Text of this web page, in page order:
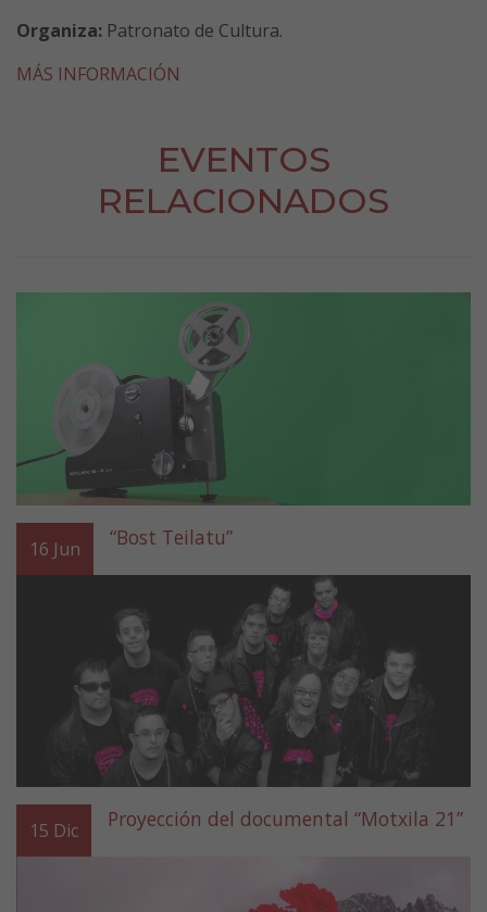
Organiza: Patronato de Cultura.
MÁS INFORMACIÓN
EVENTOS
RELACIONADOS
16 Jun “Bost Teilatu”
15 Dic Proyección del documental “Motxila 21”